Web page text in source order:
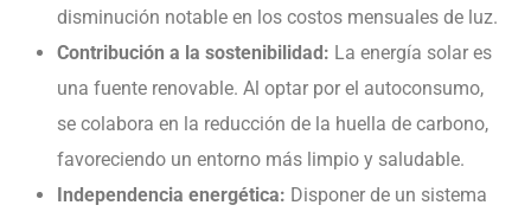
disminución notable en los costos mensuales de luz.
Contribución a la sostenibilidad: La energía solar es
una fuente renovable. Al optar por el autoconsumo,
se colabora en la reducción de la huella de carbono,
favoreciendo un entorno más limpio y saludable.
Independencia energética: Disponer de un sistema